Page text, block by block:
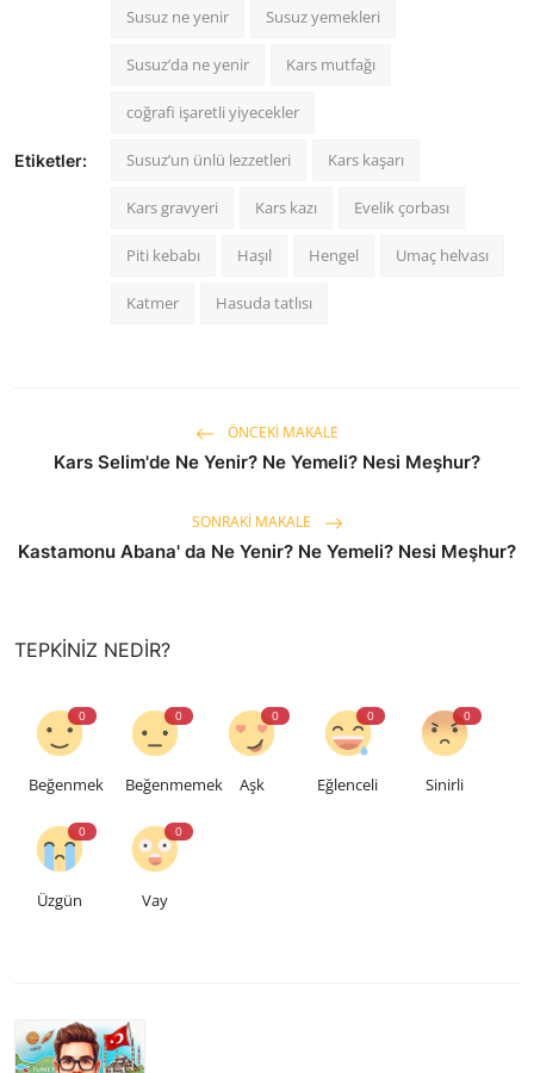
Etiketler:
Susuz ne yenir Susuz yemekleri
Susuz’da ne yenir Kars mutfağı
coğrafi işaretli yiyecekler
Susuz’un ünlü lezzetleri Kars kaşarı
Kars gravyeri Kars kazı Evelik çorbası
Piti kebabı Haşıl Hengel Umaç helvası
Katmer Hasuda tatlısı
ÖNCEKI MAKALE
Kars Selim'de Ne Yenir? Ne Yemeli? Nesi Meşhur?
SONRAKI MAKALE
Kastamonu Abana' da Ne Yenir? Ne Yemeli? Nesi Meşhur?
TEPKINIZ NEDIR?
0
Beğenmek
0
Beğenmemek
0
Aşk
0
Eğlenceli
0
Sinirli
0
Üzgün
0
Vay